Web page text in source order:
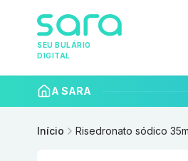
SEU BULÁRIO
DIGITAL
A SARA
Início Risedronato sódico